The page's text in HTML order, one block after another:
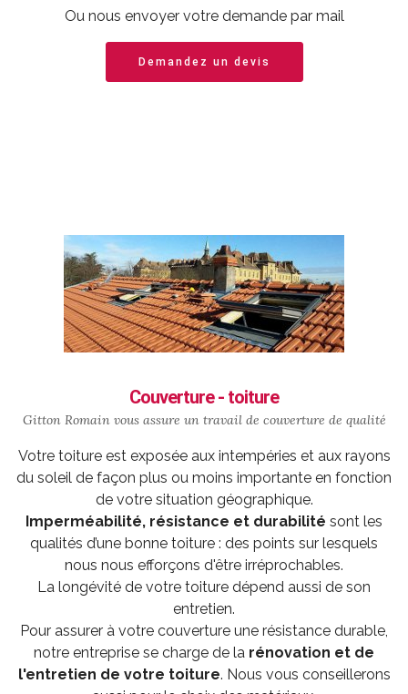
Ou nous envoyer votre demande par mail
Demandez un devis
Couverture - toiture
Gitton Romain vous assure un travail de couverture de qualité
Votre toiture est exposée aux intempéries et aux rayons
du soleil de façon plus ou moins importante en fonction
de votre situation géographique.
Imperméabilité, résistance et durabilité sont les
qualités d’une bonne toiture : des points sur lesquels
nous nous efforçons d'être irréprochables.
La longévité de votre toiture dépend aussi de son
entretien.
Pour assurer à votre couverture une résistance durable,
notre entreprise se charge de la rénovation et de
l'entretien de votre toiture. Nous vous conseillerons